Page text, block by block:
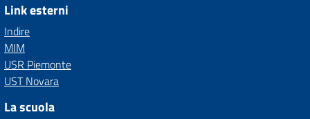
Link esterni
Indire
MIM
USR Piemonte
UST Novara
La scuola